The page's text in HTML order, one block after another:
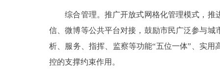
综合管理。推广开放式网格化管理模式，推
信、微博等公共平台对接，鼓励市民广泛参与
析、服务、指挥、监察等功能“五位一体”、实
控的支撑约束作用。